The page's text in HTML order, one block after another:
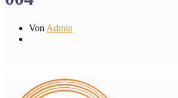
Von Admin